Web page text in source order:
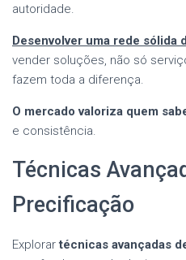
autoridade.
Desenvolver uma rede sólida
vender soluções, não só
fazem toda a diferença.
O mercado valoriza quem
e consistência.
Técnicas
Precificação
Explorartécnicas avançadas